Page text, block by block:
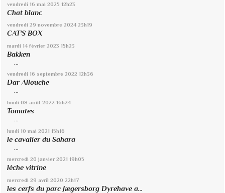
vendredi 16 mai 2025 12h23
Chat blanc
vendredi 29 novembre 2024 23h19
CAT'S BOX
mardi 14 février 2023 15h23
Bakken
vendredi 16 septembre 2022 12h36
Dar Allouche
...
lundi 08 août 2022 16h24
Tomates
...
lundi 10 mai 2021 15h16
le cavalier du Sahara
mercredi 20 janvier 2021 19h05
lèche vitrine
mercredi 29 avril 2020 22h17
les cerfs du parc Jægersborg Dyrehave a...